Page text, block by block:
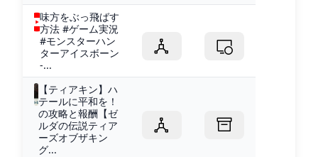
味方をぶっ飛ばす
方法 #ゲーム実況
#モンスターハン
ターアイスボーン
-...
【ティアキン】ハ
テールに平和を！
の攻略と報酬【ゼ
ルダの伝説ティア
ーズオブザキン
グ...